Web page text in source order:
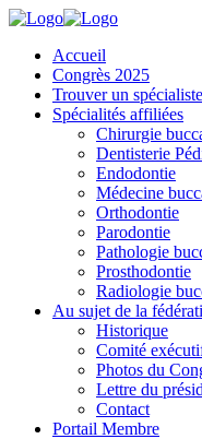
Accueil
Congrès 2025
Trouver un spécialiste
Spécialités affiliées
Chirurgie
Dentisterie
Endodontie
Médecine
Orthodontie
Parodontie
Pathologie
Prosthodontie
Radiologie
Au sujet de la
Historique
Comité
Photos du
Lettre du
Contact
Portail Membre